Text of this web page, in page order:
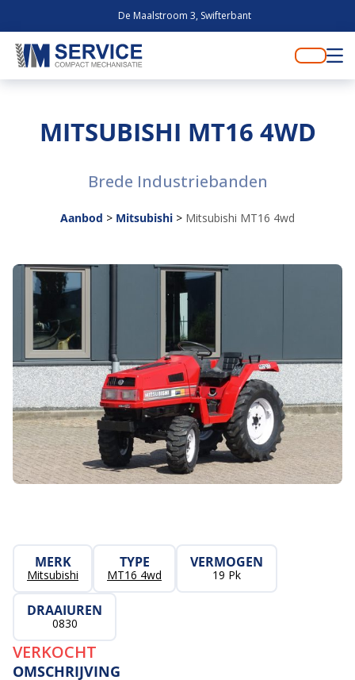
De Maalstroom 3, Swifterbant
MITSUBISHI MT16 4WD
Brede Industriebanden
Aanbod > Mitsubishi > Mitsubishi MT16 4wd
MERK
Mitsubishi
TYPE
MT16 4wd
VERMOGEN
19 Pk
DRAAIUREN
0830
VERKOCHT
OMSCHRIJVING